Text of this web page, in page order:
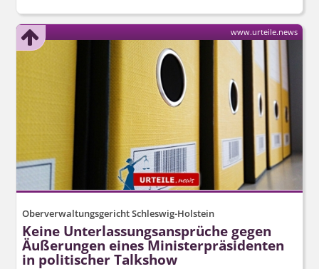
Oberverwaltungsgericht Schleswig-Holstein
Keine Unterlassungs­ansprüche gegen
Äußerungen eines Ministerpräsidenten
in politischer Talkshow
www.urteile.news